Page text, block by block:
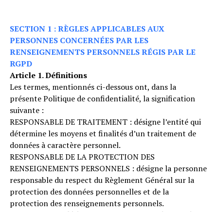
SECTION 1 : RÈGLES APPLICABLES AUX
PERSONNES CONCERNÉES PAR LES
RENSEIGNEMENTS PERSONNELS RÉGIS PAR LE
RGPD
Article 1. Définitions
Les termes, mentionnés ci-dessous ont, dans la
présente Politique de confidentialité, la signification
suivante :
RESPONSABLE DE TRAITEMENT : désigne l’entité qui
détermine les moyens et finalités d’un traitement de
données à caractère personnel.
RESPONSABLE DE LA PROTECTION DES
RENSEIGNEMENTS PERSONNELS : désigne la personne
responsable du respect du Règlement Général sur la
protection des données personnelles et de la
protection des renseignements personnels.